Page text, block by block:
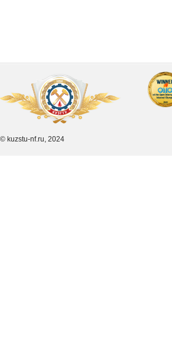
© kuzstu-nf.ru, 2024